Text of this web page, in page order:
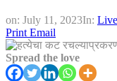
on: July 11, 2023In: Live
Print Email
Spread the love